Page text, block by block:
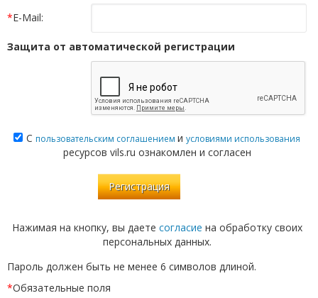
*E-Mail:
Защита от автоматической регистрации
С пользовательским соглашением и условиями использования
ресурсов vils.ru ознакомлен и согласен
Нажимая на кнопку, вы даете согласие на обработку своих
персональных данных.
Пароль должен быть не менее 6 символов длиной.
*Обязательные поля